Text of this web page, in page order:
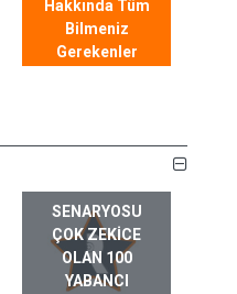
Hakkında Tüm
Bilmeniz
Gerekenler
SENARYOSU
ÇOK ZEKICE
OLAN 100
YABANCI